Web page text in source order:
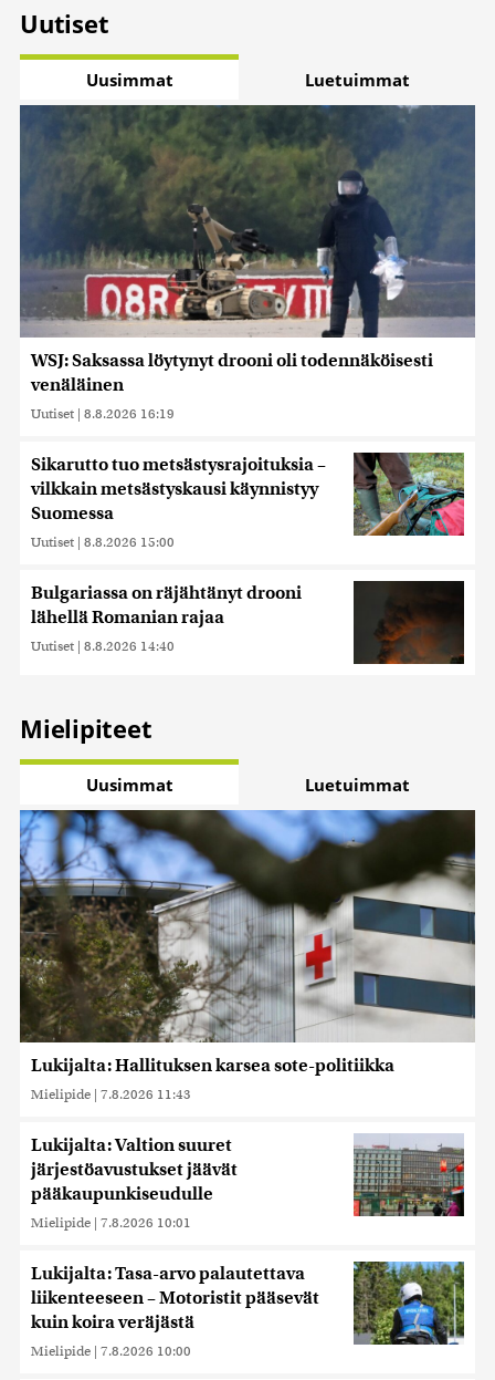
Uutiset
Uusimmat Luetuimmat
WSJ: Saksassa löytynyt drooni oli todennäköisesti
venäläinen
Uutiset | 8.8.2026 16:19
Sikarutto tuo metsästysrajoituksia –
vilkkain metsästyskausi käynnistyy
Suomessa
Uutiset | 8.8.2026 15:00
Bulgariassa on räjähtänyt drooni
lähellä Romanian rajaa
Uutiset | 8.8.2026 14:40
Mielipiteet
Uusimmat Luetuimmat
Lukijalta: Hallituksen karsea sote-politiikka
Mielipide | 7.8.2026 11:43
Lukijalta: Valtion suuret
järjestöavustukset jäävät
pääkaupunkiseudulle
Mielipide | 7.8.2026 10:01
Lukijalta: Tasa-arvo palautettava
liikenteeseen – Motoristit pääsevät
kuin koira veräjästä
Mielipide | 7.8.2026 10:00